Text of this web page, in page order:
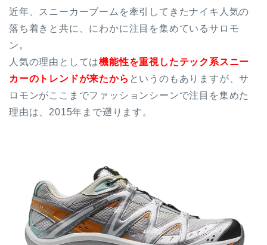
近年、スニーカーブームを牽引してきたナイキ人気の
落ち着きと共に、にわかに注目を集めているサロモ
ン。
人気の理由としては機能性を重視したテック系スニー
カーのトレンドが来たから というのもありますが、サ
ロモンがここまでファッションシーンで注目を集めた
理由は、2015年まで遡ります。